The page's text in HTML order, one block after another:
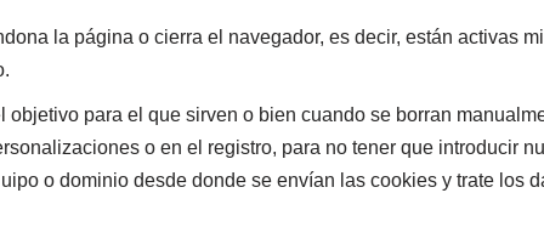
la página o cierra el navegador, es decir, están activas
para el que sirven o bien cuando se borran
o en el registro, para no tener que introducir
o dominio desde donde se envían las cookies y trate los